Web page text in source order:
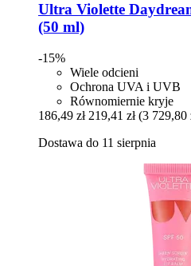
Ultra Violette
(50 ml)
-15%
Wiele odcieni
Ochrona UVA i UVB
Równomiernie kryje
186,49 zł 219,41 zł (3 729,80
Dostawa do 11 sierpnia